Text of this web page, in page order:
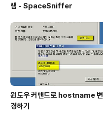
램 - SpaceSniffer
윈도우 커맨드로 hostname 변
경하기